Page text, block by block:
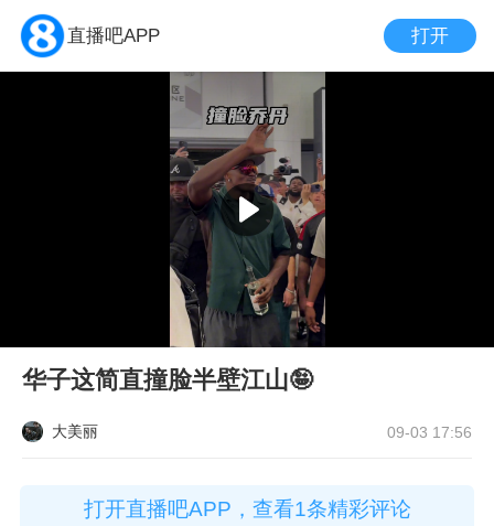
直播吧APP 打开
华子这简直撞脸半壁江山🤪
大美丽 09-03 17:56
打开直播吧APP，查看1条精彩评论